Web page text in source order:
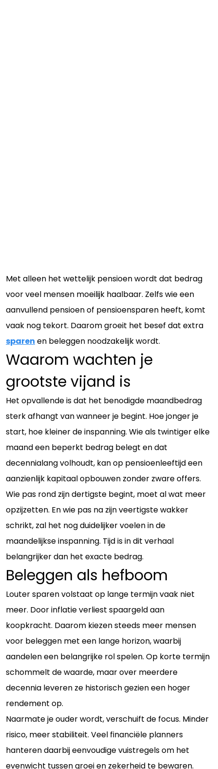
Met alleen het wettelijk pensioen wordt dat bedrag
voor veel mensen moeilijk haalbaar. Zelfs wie een
aanvullend pensioen of pensioensparen heeft, komt
vaak nog tekort. Daarom groeit het besef dat extra
sparen en beleggen noodzakelijk wordt.
Waarom wachten je
grootste vijand is
Het opvallende is dat het benodigde maandbedrag
sterk afhangt van wanneer je begint. Hoe jonger je
start, hoe kleiner de inspanning. Wie als twintiger elke
maand een beperkt bedrag belegt en dat
decennialang volhoudt, kan op pensioenleeftijd een
aanzienlijk kapitaal opbouwen zonder zware offers.
Wie pas rond zijn dertigste begint, moet al wat meer
opzijzetten. En wie pas na zijn veertigste wakker
schrikt, zal het nog duidelijker voelen in de
maandelijkse inspanning. Tijd is in dit verhaal
belangrijker dan het exacte bedrag.
Beleggen als hefboom
Louter sparen volstaat op lange termijn vaak niet
meer. Door inflatie verliest spaargeld aan
koopkracht. Daarom kiezen steeds meer mensen
voor beleggen met een lange horizon, waarbij
aandelen een belangrijke rol spelen. Op korte termijn
schommelt de waarde, maar over meerdere
decennia leveren ze historisch gezien een hoger
rendement op.
Naarmate je ouder wordt, verschuift de focus. Minder
risico, meer stabiliteit. Veel financiële planners
hanteren daarbij eenvoudige vuistregels om het
evenwicht tussen groei en zekerheid te bewaren.